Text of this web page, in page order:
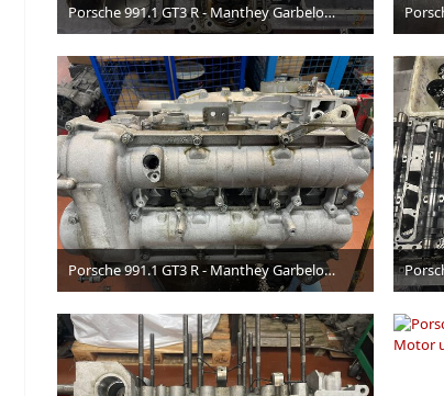
Porsche 991.1 GT3 R - Manthey Garbelotto Motor und Getriebe Revision
24. Juni 2026
Porsche 991.1 GT3 R - Manthey Garbelotto Motor und Getriebe Revision
24. Juni 2026